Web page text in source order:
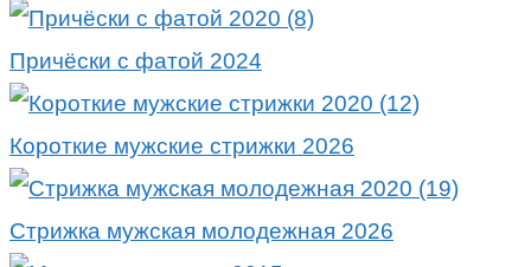
Причёски с фатой 2024
Короткие мужские стрижки 2026
Стрижка мужская молодежная 2026